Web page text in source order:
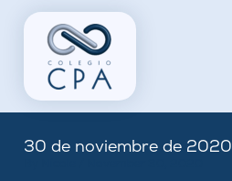
30 de noviembre de 2020